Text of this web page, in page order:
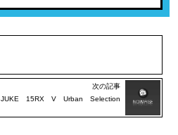
次の記事
JUKE 15RX V Urban Selection